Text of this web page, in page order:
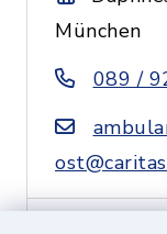
München
089 /